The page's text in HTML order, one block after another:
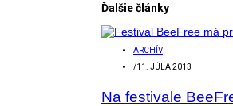
Ďalšie články
ARCHÍV
/11. JÚLA 2013
Na festivale